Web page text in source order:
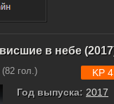
в небе
(82 гол.)
Год выпуска: 2017
KP